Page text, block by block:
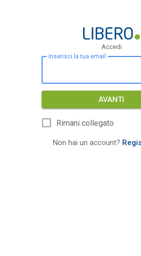
Accedi
Inserisci la tua email
AVANTI
Rimani collegato
Non hai un account?